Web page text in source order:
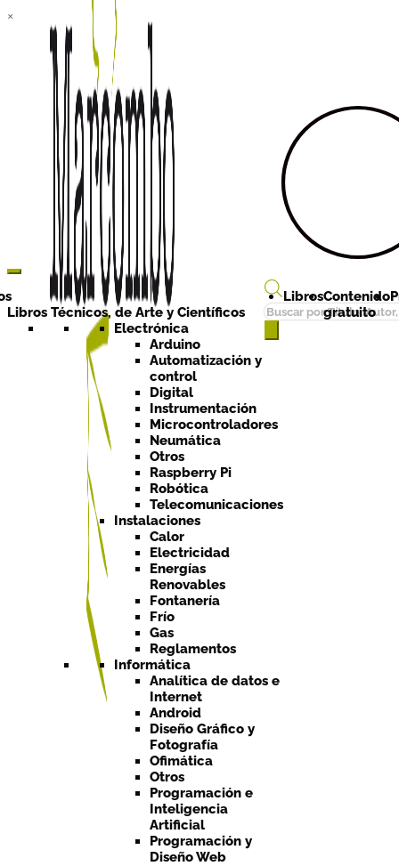
×
Búsqueda
de
Libros Técnicos, de Arte y Científicos
Electrónica
Arduino
Automatización y
control
Digital
Instrumentación
Microcontroladores
Neumática
Otros
Raspberry Pi
Robótica
Telecomunicaciones
Instalaciones
Calor
Electricidad
Energías
Renovables
Fontanería
Frío
Gas
Reglamentos
Informática
Analítica de datos e
Internet
Android
Diseño Gráfico y
Fotografía
Ofimática
Otros
Programación e
Inteligencia
Artificial
Programación y
Diseño Web
LibrosContenido
gratuito